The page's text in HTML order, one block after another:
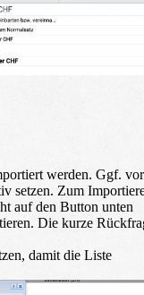
werden. Ggf.
setzen. Zum
auf den Button unten
. Die kurze
damit die Liste